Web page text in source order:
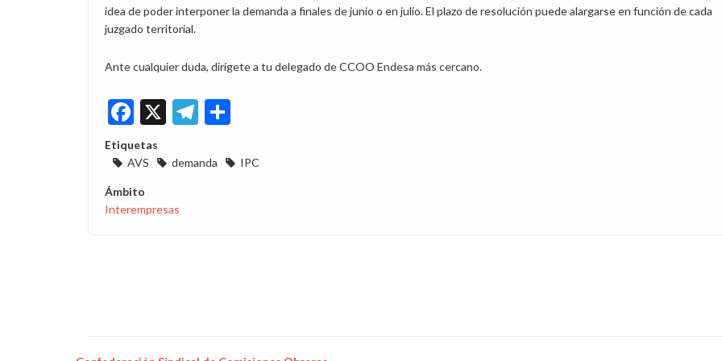
idea de poder interponer la demanda a finales de junio o en julio. El plazo de resolución puede alargarse en función de cada
juzgado territorial.
Ante cualquier duda, dirígete a tu delegado de CCOO Endesa más cercano.
Facebook
X Telegram
Etiquetas
AVS
demanda IPC
Ámbito
Interempresas